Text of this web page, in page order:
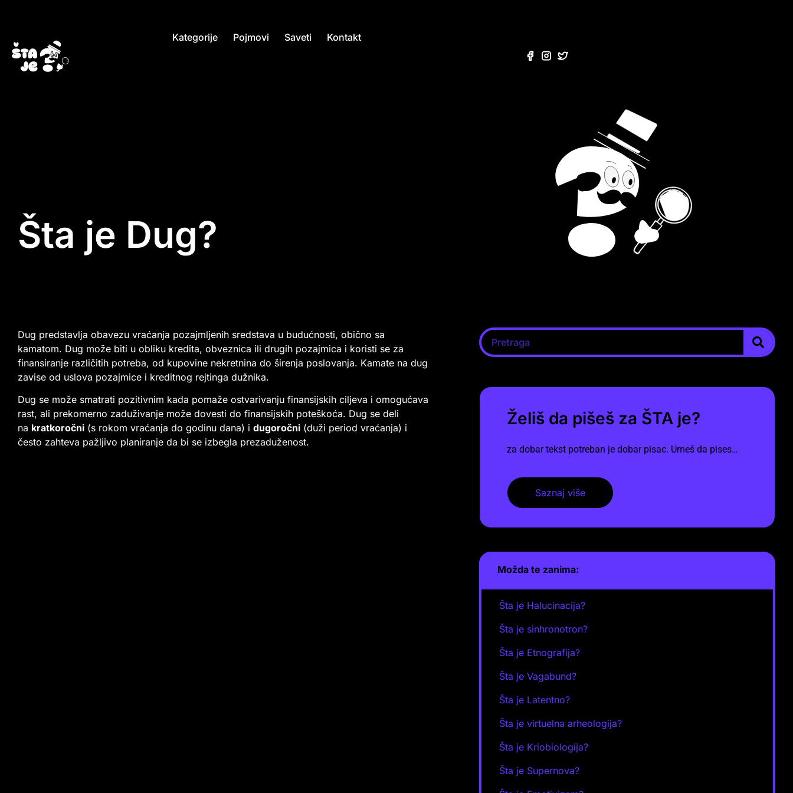
Kategorije Pojmovi Saveti Kontakt
Šta je Dug?
Dug predstavlja obavezu vraćanja pozajmljenih sredstava u budućnosti, obično sa
kamatom. Dug može biti u obliku kredita, obveznica ili drugih pozajmica i koristi se za
finansiranje različitih potreba, od kupovine nekretnina do širenja poslovanja. Kamate na dug
zavise od uslova pozajmice i kreditnog rejtinga dužnika.
Dug se može smatrati pozitivnim kada pomaže ostvarivanju finansijskih ciljeva i omogućava
rast, ali prekomerno zaduživanje može dovesti do finansijskih poteškoća. Dug se deli
na kratkoročni (s rokom vraćanja do godinu dana) i dugoročni (duži period vraćanja) i
često zahteva pažljivo planiranje da bi se izbegla prezaduženost.
Želiš da pišeš za ŠTA je?
za dobar tekst potreban je dobar pisac. Umeš da pises…
Saznaj više
Možda te zanima:
Šta je Halucinacija?
Šta je sinhronotron?
Šta je Etnografija?
Šta je Vagabund?
Šta je Latentno?
Šta je virtuelna arheologija?
Šta je Kriobiologija?
Šta je Supernova?